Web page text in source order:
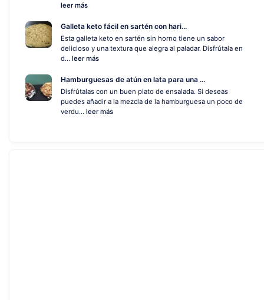
leer más
Galleta keto fácil en sartén con hari...
Esta galleta keto en sartén sin horno tiene un sabor
delicioso y una textura que alegra al paladar. Disfrútala en
d... leer más
Hamburguesas de atún en lata para una ...
Disfrútalas con un buen plato de ensalada. Si deseas
puedes añadir a la mezcla de la hamburguesa un poco de
verdu... leer más